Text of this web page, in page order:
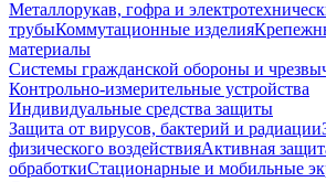
Металлорукав, гофра и
трубыКоммутационные изделия
материалы
Системы гражданской обороны и
Контрольно-измерительные устройства
Индивидуальные средства защиты
Защита от вирусов, бактерий и радиации
физического воздействияАктивная
обработкиСтационарные и мобильные